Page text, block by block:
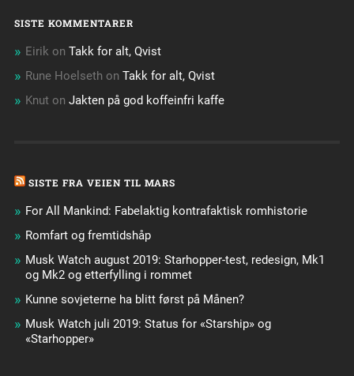
SISTE KOMMENTARER
Eirik on Takk for alt, Qvist
Rune Hoelseth on Takk for alt, Qvist
Knuton Jakten på god koffeinfri kaffe
SISTE FRA VEIEN TIL MARS
For All Mankind: Fabelaktig kontrafaktisk romhistorie
Romfart og fremtidshåp
Musk Watch august 2019: Starhopper-test, redesign, Mk1
og Mk2 og etterfylling i rommet
Kunne sovjeterne ha blitt først på Månen?
Musk Watch juli 2019: Status for «Starship» og
«Starhopper»